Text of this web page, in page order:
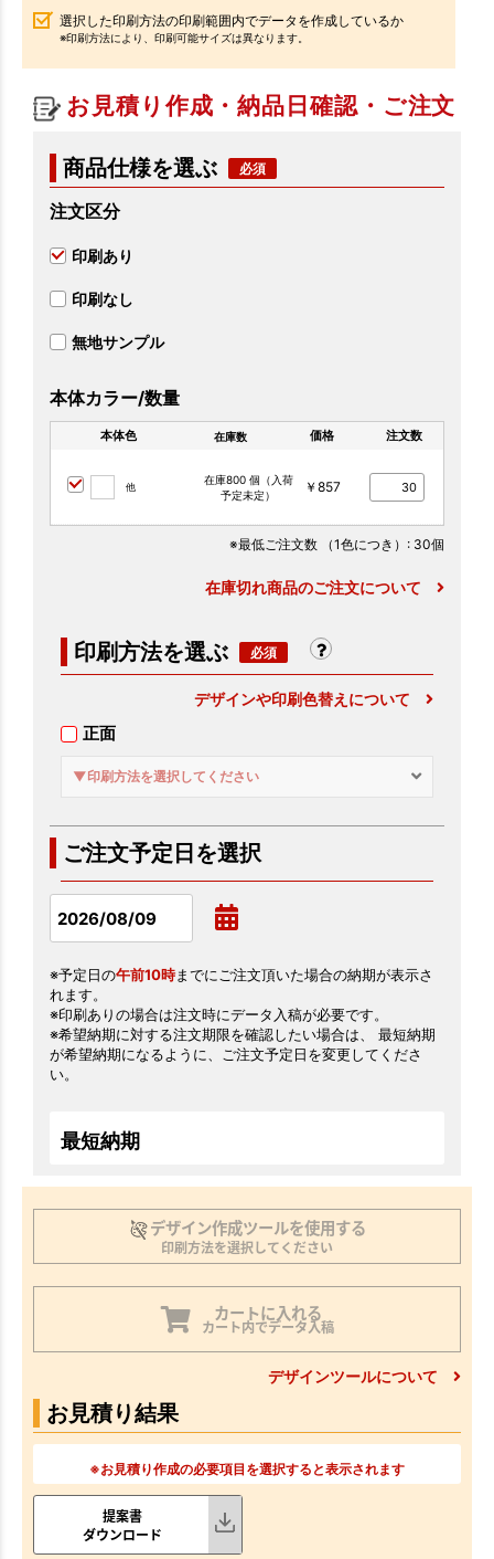
選択した印刷方法の印刷範囲内でデータを作成しているか
※印刷方法により、印刷可能サイズは異なります。
お見積り作成・納品日確認・ご注文
商品仕様を選ぶ
注文区分
印刷あり
印刷なし
無地サンプル
本体カラー/数量
本体色 在庫数 価格 注文数
他
在庫800 個（入荷
予定未定）
￥857
※最低ご注文数 （1色につき） : 30個
在庫切れ商品のご注文について
印刷方法を選ぶ
デザインや印刷色替えについて
正面
▼印刷方法を選択してください
ご注文予定日を選択
※予定日の午前10時までにご注文頂いた場合の納期が表示さ
れます。
※印刷ありの場合は注文時にデータ入稿が必要です。
※希望納期に対する注文期限を確認したい場合は、 最短納期
が希望納期になるように、ご注文予定日を変更してくださ
い。
最短納期
デザイン作成ツールを使用する
印刷方法を選択してください
カートに入れる
カート内でデータ入稿
デザインツールについて
お見積り結果
※お見積り作成の必要項目を選択すると表示されます
提案書
ダウンロード